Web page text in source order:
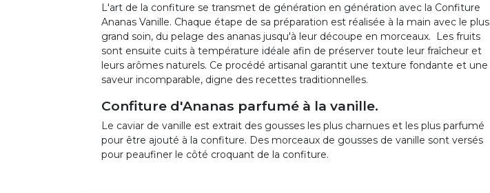
L'art de la confiture se transmet de génération en génération avec la Confiture
Ananas Vanille. Chaque étape de sa préparation est réalisée à la main avec le plus
grand soin, du pelage des ananas jusqu'à leur découpe en morceaux. Les fruits
sont ensuite cuits à température idéale afin de préserver toute leur fraîcheur et
leurs arômes naturels. Ce procédé artisanal garantit une texture fondante et une
saveur incomparable, digne des recettes traditionnelles.
Confiture d'Ananas parfumé à la vanille.
Le caviar de vanille est extrait des gousses les plus charnues et les plus parfumé
pour être ajouté à la confiture. Des morceaux de gousses de vanille sont versés
pour peaufiner le côté croquant de la confiture.